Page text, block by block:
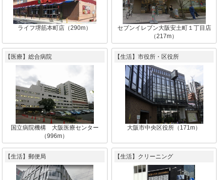
ライフ堺筋本町店（290m）
セブンイレブン大阪安土町１丁目店
（217m）
【医療】総合病院
国立病院機構 大阪医療センター
（996m）
【生活】市役所・区役所
大阪市中央区役所（171m）
【生活】郵便局 【生活】クリーニング